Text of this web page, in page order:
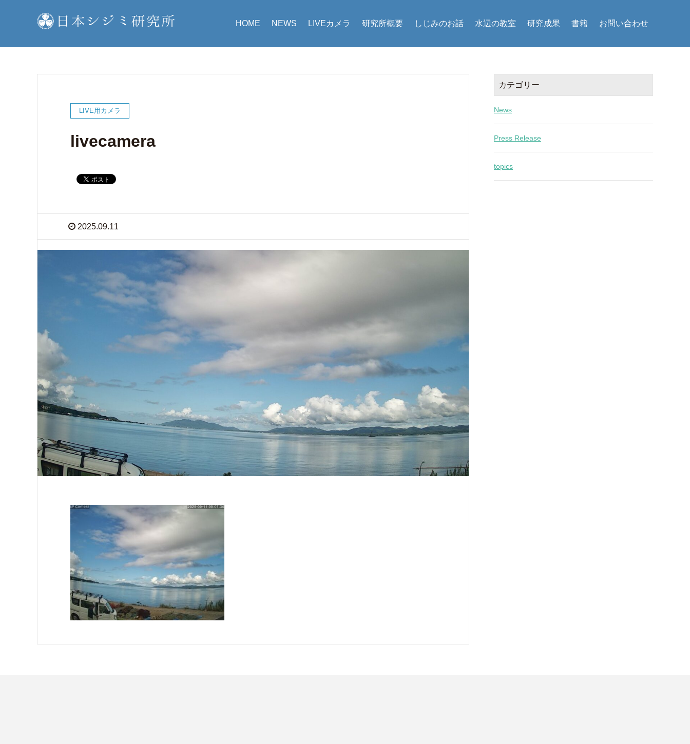
HOME NEWS LIVEカメラ 研究所概要 しじみのお話 水辺の教室 研究成果 書籍 お問い合わせ
LIVE用カメラ
livecamera
2025.09.11
カテゴリー
News
Press Release
topics